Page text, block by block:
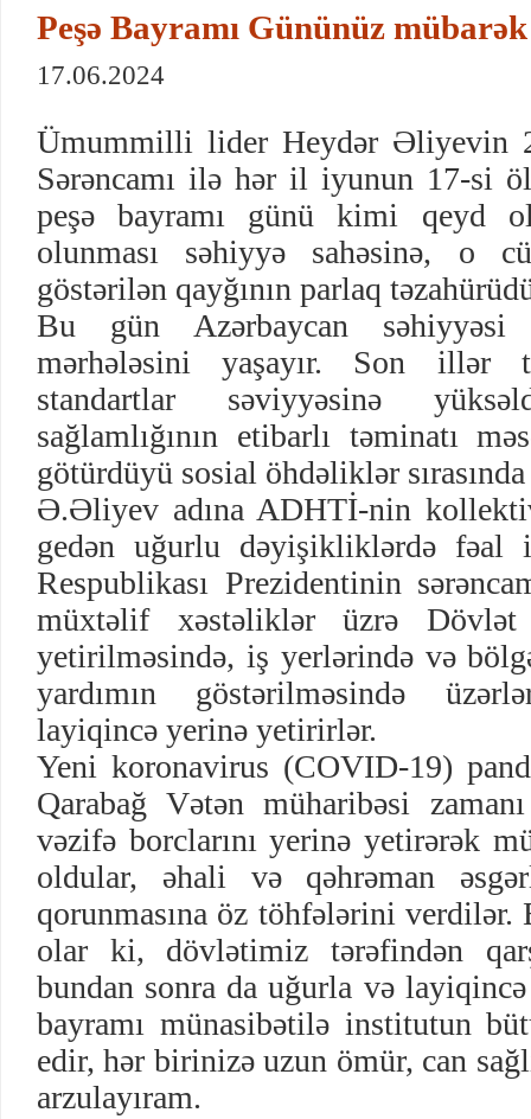
Peşə Bayramı Gününüz
17.06.2024
Ümummilli lider Heydər Əliyevin
Sərəncamı ilə hər il iyunun 17-si
peşə bayramı günü kimi qeyd
olunması səhiyyə sahəsinə, o
göstərilən qayğının parlaq
Bu gün Azərbaycan
mərhələsini yaşayır. Son illər
standartlar səviyyəsinə
sağlamlığının etibarlı təminatı
götürdüyü sosial öhdəliklər
Ə.Əliyev adına ADHTİ-nin
gedən uğurlu dəyişikliklərdə fəal
Respublikası Prezidentinin
müxtəlif xəstəliklər üzrə Dövlət
yetirilməsində, iş yerlərində və
yardımın göstərilməsində
layiqincə yerinə yetirirlər.
Yeni koronavirus (COVID-19)
Qarabağ Vətən müharibəsi
vəzifə borclarını yerinə yetirərək
oldular, əhali və qəhrəman
qorunmasına öz töhfələrini
olar ki, dövlətimiz tərəfindən
bundan sonra da uğurla və
bayramı münasibətilə institutun
edir, hər birinizə uzun ömür, can
arzulayıram.